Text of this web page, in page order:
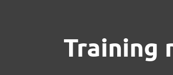
Training